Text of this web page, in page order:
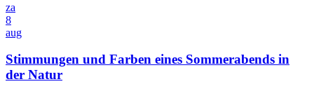
za
8
aug
Stimmungen und Farben eines Sommerabends in
der Natur